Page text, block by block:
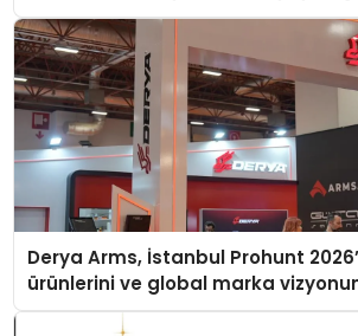
Derya Arms, İstanbul Prohunt
ürünlerini ve global marka